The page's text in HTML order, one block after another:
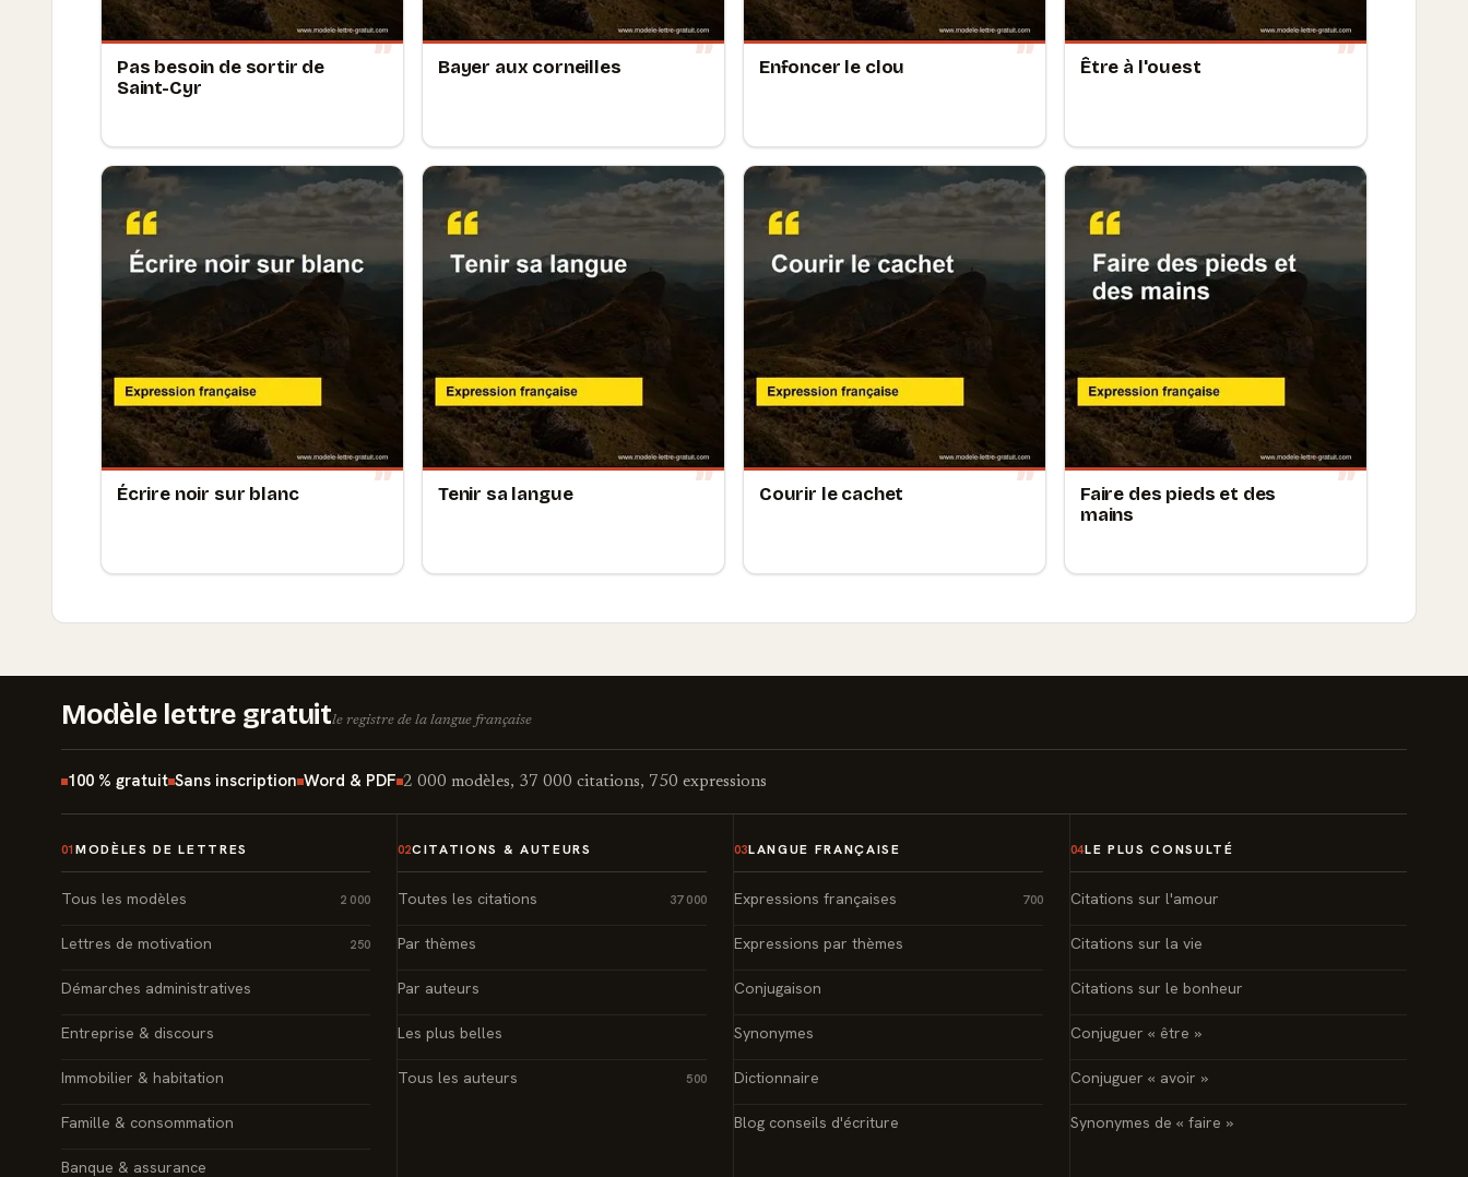
Pas besoin de sortir de
Saint-Cyr
Bayer aux corneilles Enfoncer le clou Être à l'ouest
Écrire noir sur blanc Tenir sa langue Courir le cachet
Faire des pieds et des
mains
Modèle lettre gratuitle registre de la langue française
100 % gratuit Sans inscription Word & PDF 2 000 modèles, 37 000 citations, 750 expressions
01 MODÈLES DE LETTRES
Tous les modèles 2 000
Lettres de motivation 250
Démarches administratives
Entreprise & discours
Immobilier & habitation
Famille & consommation
Banque & assurance
02CITATIONS & AUTEURS
Toutes les citations 37 000
Par thèmes
Par auteurs
Les plus belles
Tous les auteurs 500
03LANGUE FRANÇAISE
Expressions françaises 700
Expressions par thèmes
Conjugaison
Synonymes
Dictionnaire
Blog conseils d'écriture
04LE PLUS CONSULTÉ
Citations sur l'amour
Citations sur la vie
Citations sur le bonheur
Conjuguer « être »
Conjuguer « avoir »
Synonymes de « faire »